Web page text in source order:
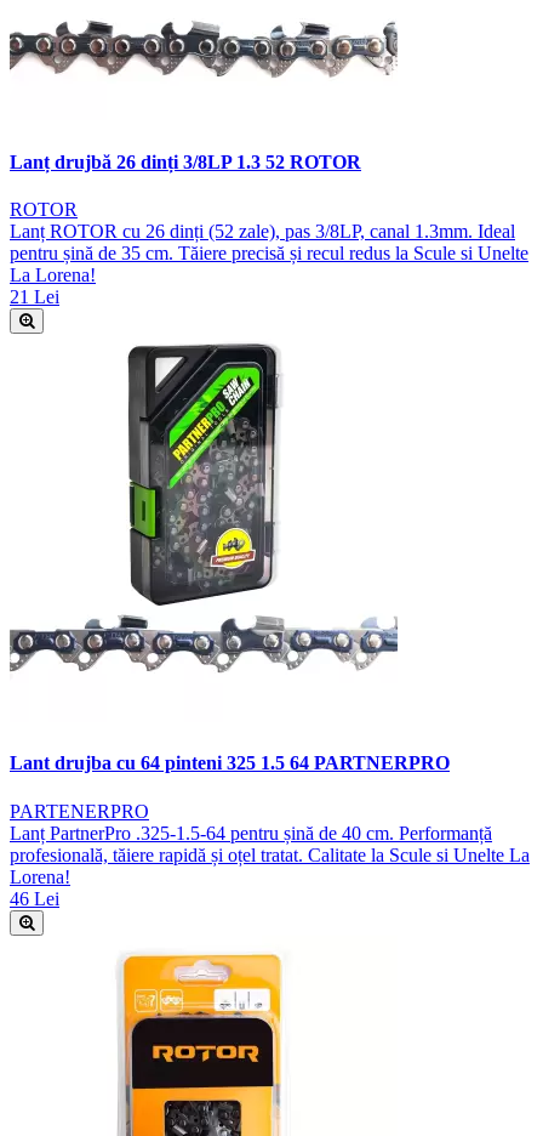
Lanț drujbă 26 dinți 3/8LP 1.3 52 ROTOR
ROTOR
Lanț ROTOR cu 26 dinți (52 zale), pas 3/8LP, canal 1.3mm. Ideal
pentru șină de 35 cm. Tăiere precisă și recul redus la Scule si Unelte
La Lorena!
21 Lei
Lant drujba cu 64 pinteni 325 1.5 64 PARTNERPRO
PARTENERPRO
Lanț PartnerPro .325-1.5-64 pentru șină de 40 cm. Performanță
profesională, tăiere rapidă și oțel tratat. Calitate la Scule si Unelte La
Lorena!
46 Lei